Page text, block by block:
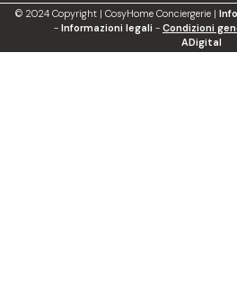
© 2024 Copyright | CosyHome Conciergerie |
- Informazioni legali - Condizioni
ADigital